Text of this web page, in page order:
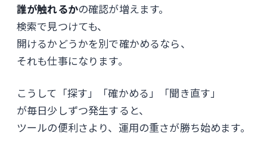
誰が触れるかの確認が増えます。
検索で見つけても、
開けるかどうかを別で確かめるなら、
それも仕事になります。
こうして「探す」「確かめる」「聞き直す」
が毎日少しずつ発生すると、
ツールの便利さより、運用の重さが勝ち始めます。